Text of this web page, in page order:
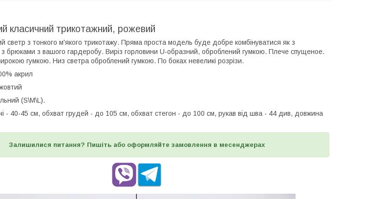
класичний трикотажний, рожевий
светр з тонкого м'якого трикотажу. Пряма проста модель буде добре комбінуватися як з
з брюками з вашого гардеробу. Виріз горловини U-образний, оброблений гумкою. Плече спущеное.
гумкою. Низ светра оброблений гумкою. По боках невеликі розрізи.
акрил
(S\M\L).
- 40-45 см, обхват грудей - до 105 см, обхват стегон - до 100 см, рукав від шва - 44 див, довжина
Залишилися питання? Пишіть або оформляйте замовлення в месенджерах